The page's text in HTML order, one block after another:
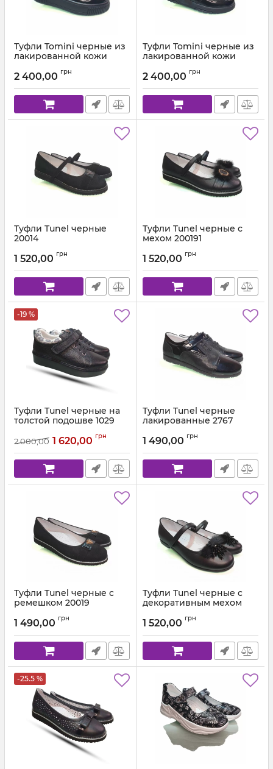
Туфли Tomini черные из
лакированной кожи
Артикул: 04409-503 F (28-36)
2 400,00 грн
Туфли Tomini черные из
лакированной кожи
Артикул: 103.03 (28-36)
2 400,00 грн
Туфли Tunel черные
20014
1 520,00 грн
Туфли Tunel черные с
мехом 200191
1 520,00 грн
-19 %
Туфли Tunel черные на
толстой подошве 1029
2 000,00 1 620,00 грн
Туфли Tunel черные
лакированные 2767
1 490,00 грн
Туфли Tunel черные с
ремешком 20019
1 490,00 грн
Туфли Tunel черные с
декоративным мехом
Артикул: 1617.19.33 С (31-37) 19
1 520,00 грн
-25.5 %